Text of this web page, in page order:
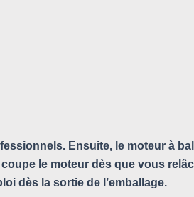
Ensuite, le moteur à
le moteur dès que vous
dès la sortie de l’emballage.